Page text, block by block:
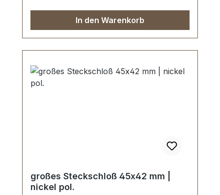
In den Warenkorb
großes Steckschloß 45x42 mm |
nickel pol.